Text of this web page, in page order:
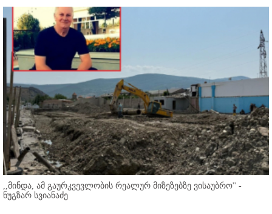
,,მინდა, ამ გაურკვევლობის რეალურ მიზეზებზე ვისაუბრო'' -
ნუგზარ სვიანაძე